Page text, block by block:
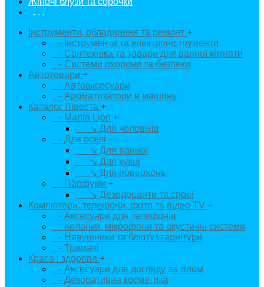
. . .
Інструменти, обладнання та ремонт +
- Інструменти та електроінструменти
- Сантехніка та товари для ванної кімнати
- Системи охорони та безпеки
Автотовари +
- Автоаксесуари
- Ароматизатори в машину
Каталог Лівеста +
- Martin Lion +
↘ Для чоловіків
- Для оселі +
↘ Для ванної
↘ Для кухні
↘ Для поверхонь
- Парфуми +
↘ Дезодоранти та спреї
Компютери, телефони, фото та відео TV +
- Аксесуари для телефонів
- Колонки, мікрофони та акустичні системи
- Навушники та блютуз гарнітури
- Тримачі
Краса і здоровя +
- Аксесуари для догляду за тілом
- Декоративна косметика